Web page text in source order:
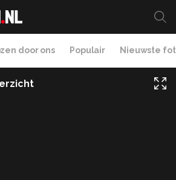
door ons Populair Nieuwste